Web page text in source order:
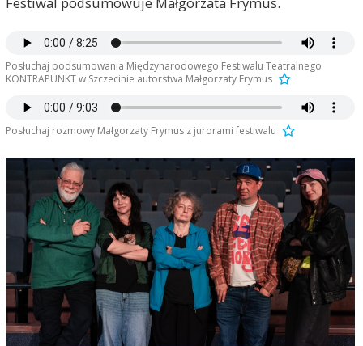
Posłuchaj podsumowania Międzynarodowego Festiwalu Teatralnego
KONTRAPUNKT w Szczecinie autorstwa Małgorzaty Frymus
Posłuchaj rozmowy Małgorzaty Frymus z jurorami festiwalu